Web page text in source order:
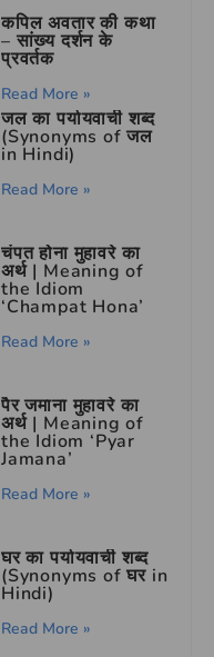
कपिल अवतार की कथा
– सांख्य दर्शन के
प्रवर्तक
Read More »
जल का पर्यायवाची शब्द
(Synonyms of जल
in Hindi)
Read More »
चंपत होना मुहावरे का
अर्थ | Meaning of
the Idiom
‘Champat Hona’
Read More »
पैर जमाना मुहावरे का
अर्थ | Meaning of
the Idiom ‘Pyar
Jamana’
Read More »
घर का पर्यायवाची शब्द
(Synonyms of घर in
Hindi)
Read More »